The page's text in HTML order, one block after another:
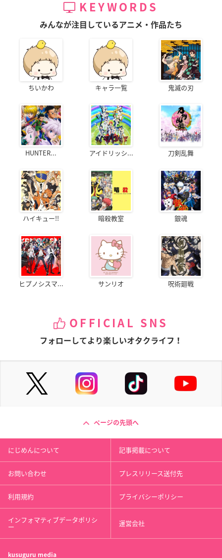
KEYWORDS
みんなが注目しているアニメ・作品たち
ちいかわ キャラ一覧 鬼滅の刃
HUNTER... アイドリッシ... 刀剣乱舞
ハイキュー!! 暗殺教室 銀魂
ヒプノシスマ... サンリオ 呪術廻戦
OFFICIAL SNS
フォローしてより楽しいオタクライフ！
ページの先頭へ
にじめんについて 記事掲載について
お問い合わせ プレスリリース送付先
利用規約 プライバシーポリシー
インフォマティブデータポリシ
ー 運営会社
kusuguru media